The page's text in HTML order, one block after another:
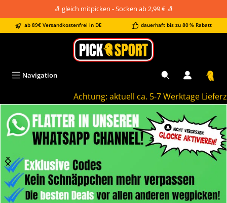
🧦 gleich mitpicken - Socken ab 2,99 € 🧦
ab 89€ Versandkostenfrei in DE dauerhaft bis zu 80 % Rabatt
Achtung: aktuell ca. 5-7 Werktage
Navigation